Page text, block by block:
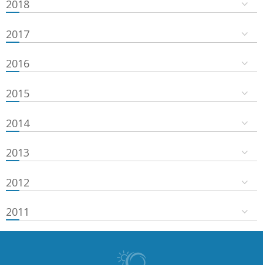
2018
2017
2016
2015
2014
2013
2012
2011